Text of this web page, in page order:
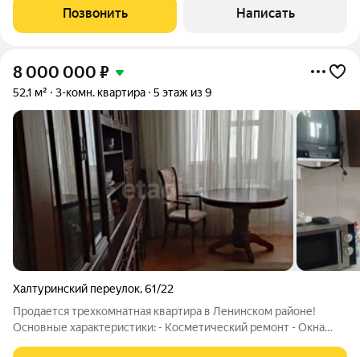
развязки, рядом находятся садики, школы, учебные заведения,
магазины, медицинские
Позвонить Написать
8 000 000 ₽
52,1 м² 3-комн. квартира 5 этаж из 9
Халтуринский переулок,61/22
Продается трехкомнатная квартира в Ленинском районе!
Основные характеристики: - Косметический ремонт - Окна